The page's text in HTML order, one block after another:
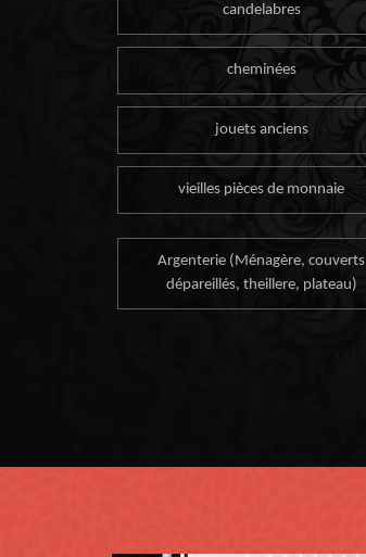
candelabres
cheminées
jouets anciens
vieilles pièces de monnaie
Argenterie (Ménagère, couverts
dépareillés, theillere, plateau)